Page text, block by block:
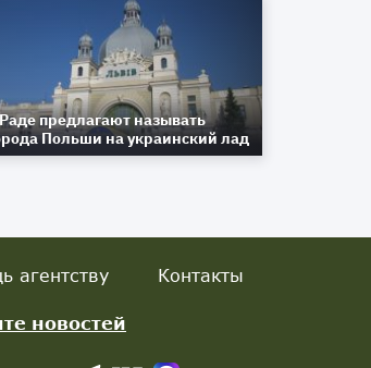
предлагают называть
Польши на украинский лад
агентству Контакты
новостей